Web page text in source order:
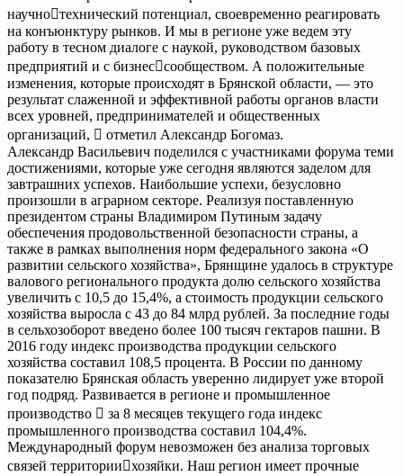
научнотехнический потенциал, своевременно реагировать
на конъюнктуру рынков. И мы в регионе уже ведем эту
работу в тесном диалоге с наукой, руководством базовых
предприятий и с бизнессообществом. А положительные
изменения, которые происходят в Брянской области, — это
результат слаженной и эффективной работы органов власти
всех уровней, предпринимателей и общественных
организаций,  отметил Александр Богомаз.
Александр Васильевич поделился с участниками форума теми
достижениями, которые уже сегодня являются заделом для
завтрашних успехов. Наибольшие успехи, безусловно
произошли в аграрном секторе. Реализуя поставленную
президентом страны Владимиром Путиным задачу
обеспечения продовольственной безопасности страны, а
также в рамках выполнения норм федерального закона «О
развитии сельского хозяйства», Брянщине удалось в структуре
валового регионального продукта долю сельского хозяйства
увеличить с 10,5 до 15,4%, а стоимость продукции сельского
хозяйства выросла с 43 до 84 млрд рублей. За последние годы
в сельхозоборот введено более 100 тысяч гектаров пашни. В
2016 году индекс производства продукции сельского
хозяйства составил 108,5 процента. В России по данному
показателю Брянская область уверенно лидирует уже второй
год подряд. Развивается в регионе и промышленное
производство  за 8 месяцев текущего года индекс
промышленного производства составил 104,4%.
Международный форум невозможен без анализа торговых
связей территориихозяйки. Наш регион имеет прочные